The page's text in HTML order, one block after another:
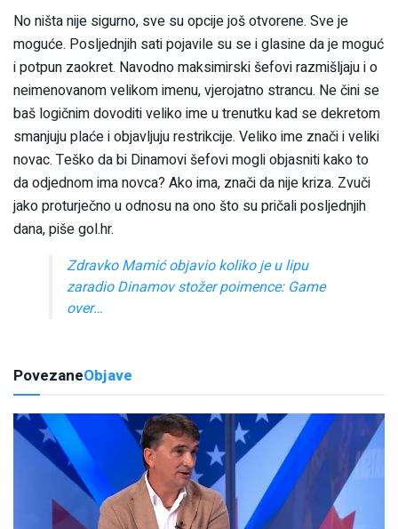
No ništa nije sigurno, sve su opcije još otvorene. Sve je
moguće. Posljednjih sati pojavile su se i glasine da je moguć
i potpun zaokret. Navodno maksimirski šefovi razmišljaju i o
neimenovanom velikom imenu, vjerojatno strancu. Ne čini se
baš logičnim dovoditi veliko ime u trenutku kad se dekretom
smanjuju plaće i objavljuju restrikcije. Veliko ime znači i veliki
novac. Teško da bi Dinamovi šefovi mogli objasniti kako to
da odjednom ima novca? Ako ima, znači da nije kriza. Zvuči
jako proturječno u odnosu na ono što su pričali posljednjih
dana, piše gol.hr.
Zdravko Mamić objavio koliko je u lipu
zaradio Dinamov stožer poimence: Game
over…
PovezaneObjave